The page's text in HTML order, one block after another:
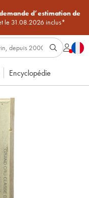
d’estimation de
le 31.08.2026 inclus*
Encyclopédie